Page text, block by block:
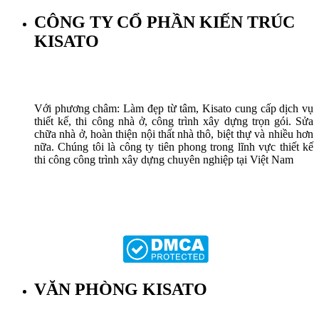
CÔNG TY CỔ PHẦN KIẾN TRÚC
KISATO
Với phương châm: Làm đẹp từ tâm, Kisato cung cấp dịch vụ
thiết kế, thi công nhà ở, công trình xây dựng trọn gói. Sửa
chữa nhà ở, hoàn thiện nội thất nhà thô, biệt thự và nhiều hơn
nữa. Chúng tôi là công ty tiên phong trong lĩnh vực thiết kế
thi công công trình xây dựng chuyên nghiệp tại Việt Nam
VĂN PHÒNG KISATO